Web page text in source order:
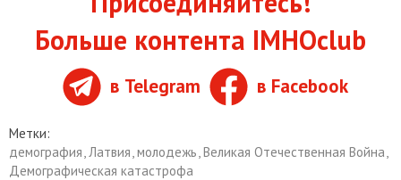
Больше контента IMHOclub
в Telegram в Facebook
Метки:
демография Латвия молодежь Великая Отечественная Война
Демографическая катастрофа